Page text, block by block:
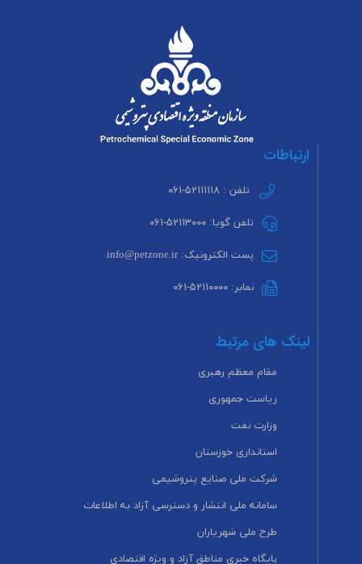
ارتباطات
تلفن : ۵۲۱۱۱۱۱۸-۰۶۱
تلفن گویا: ۵۲۱۱۳۰۰۰-۰۶۱
پست الکترونیک: info@petzone.ir
نمابر: ۵۲۱۱۰۰۰۰-۰۶۱
لینک های مرتبط
مقام معظم رهبری
ریاست جمهوری
وزارت نفت
استانداری خوزستان
شرکت ملی صنایع پتروشیمی
سامانه ملی انتشار و دسترسی آزاد به اطلاعات
طرح ملی شهریاران
پایگاه خبری مناطق آزاد و ویژه اقتصادی